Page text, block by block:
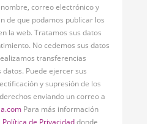
correo electrónico y
de que podamos publicar los
la web. Tratamos sus datos
No cedemos sus datos
transferencias
Puede ejercer sus
y supresión de los
enviando un correo a
Para más información
Política de Privacidaddonde